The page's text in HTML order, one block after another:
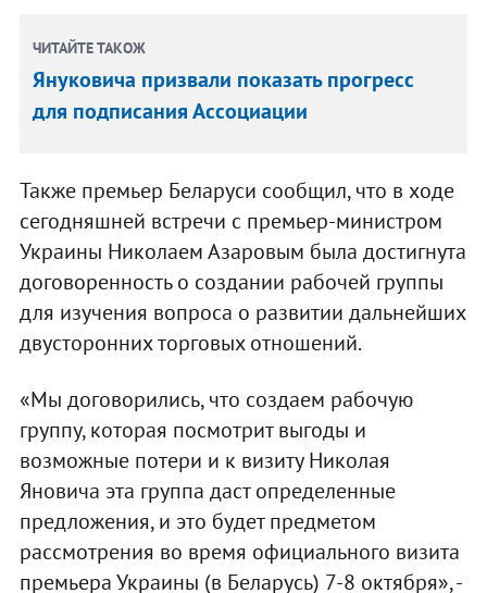
ЧИТАЙТЕ ТАКОЖ
Януковича призвали показать прогресс
для подписания Ассоциации
Также премьер Беларуси сообщил, что в ходе
сегодняшней встречи с премьер-министром
Украины Николаем Азаровым была достигнута
договоренность о создании рабочей группы
для изучения вопроса о развитии дальнейших
двусторонних торговых отношений.
«Мы договорились, что создаем рабочую
группу, которая посмотрит выгоды и
возможные потери и к визиту Николая
Яновича эта группа даст определенные
предложения, и это будет предметом
рассмотрения во время официального визита
премьера Украины (в Беларусь) 7-8 октября», -